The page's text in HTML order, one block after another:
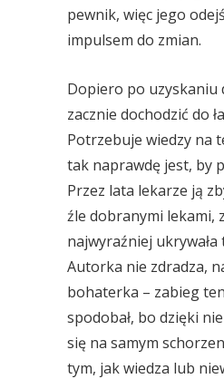
pewnik, więc jego
impulsem do zmian.
Dopiero po uzyskaniu
zacznie dochodzić do
Potrzebuje wiedzy na
tak naprawdę jest, by
Przez lata lekarze ją
źle dobranymi lekami,
najwyraźniej ukrywała
Autorka nie zdradza,
bohaterka – zabieg
spodobał, bo dzięki
się na samym
tym, jak wiedza lub